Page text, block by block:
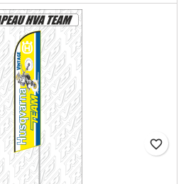
favorite_border